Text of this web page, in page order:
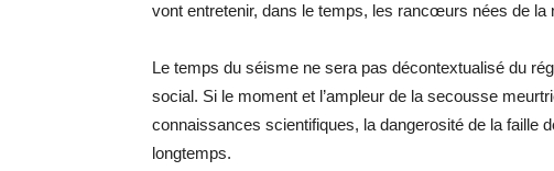
vont entretenir, dans le temps, les rancœurs nées de
Le temps du séisme ne sera pas décontextualisé du
social. Si le moment et l’ampleur de la secousse
connaissances scientifiques, la dangerosité de la faille
longtemps.